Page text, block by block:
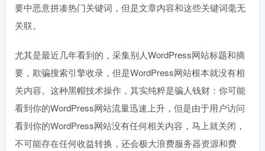
要中恶意拼凑热门关键词，但是文章内容和这些关键词毫无
关联。
尤其是最近几年看到的，采集别人WordPress网站标题和摘
要，欺骗搜索引擎收录，但是WordPress网站根本就没有相
关内容。这种黑帽技术操作，其实纯粹是骗人钱财：你可能
看到你的WordPress网站流量迅速上升，但是由于用户访问
看到你的WordPress网站没有任何相关内容，马上就关闭，
不可能存在任何收益转换，还会极大浪费服务器资源和费